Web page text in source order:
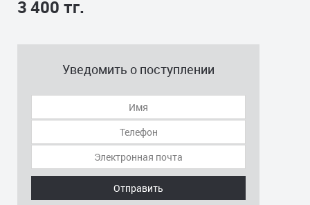
3 400 тг.
Уведомить о поступлении
Отправить